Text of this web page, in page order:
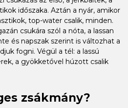
időszaka. Aztán a nyár, amikor
top-water csalik, minden.
csukára szól a nóta, a lassan
és napszak szerint is változhat a
fogni. Végül a tél: a lassú
a gyökketővel húzott csalik
zsákmány?